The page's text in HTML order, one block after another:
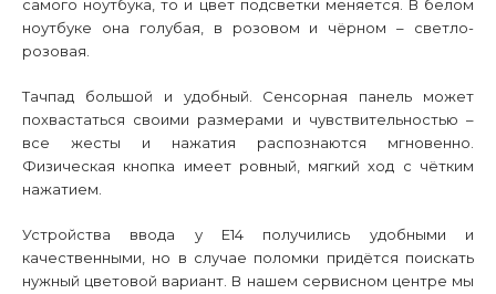
самого ноутбука, то и цвет подсветки меняется. В белом
ноутбуке она голубая, в розовом и чёрном – светло-
розовая.
Тачпад большой и удобный. Сенсорная панель может
похвастаться своими размерами и чувствительностью –
все жесты и нажатия распознаются мгновенно.
Физическая кнопка имеет ровный, мягкий ход с чётким
нажатием.
Устройства ввода у E14 получились удобными и
качественными, но в случае поломки придётся поискать
нужный цветовой вариант. В нашем сервисном центре мы